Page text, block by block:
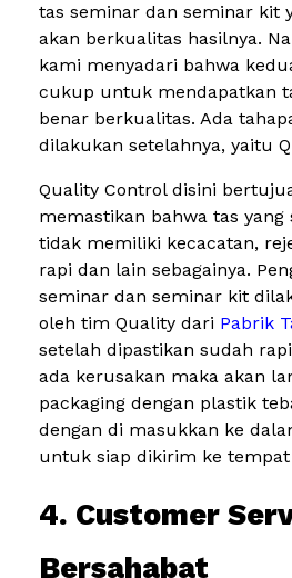
tas seminar dan seminar kit
akan berkualitas hasilnya.
kami menyadari bahwa
cukup untuk mendapatkan
benar berkualitas. Ada
dilakukan setelahnya, yaitu
Quality Control disini
memastikan bahwa tas yang
tidak memiliki kecacatan,
rapi dan lain sebagainya.
seminar dan seminar kit
oleh tim Quality dari Pabrik
setelah dipastikan sudah
ada kerusakan maka akan
packaging dengan plastik
dengan di masukkan ke
untuk siap dikirim ke tempat
4. Customer
Bersahabat